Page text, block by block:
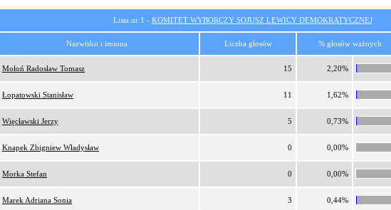
Lista nr 1 - KOMITET WYBORCZY SOJUSZ LEWICY DEMOKRATYCZNEJ
Nazwisko i imiona Liczba głosów % głosów ważnych
Mołoń Radosław Tomasz 15 2,20%
Łopatowski Stanisław 11 1,62%
Więcławski Jerzy 5 0,73%
Knapek Zbigniew Władysław 0 0,00%
Morka Stefan 0 0,00%
Marek Adriana Sonia 3 0,44%